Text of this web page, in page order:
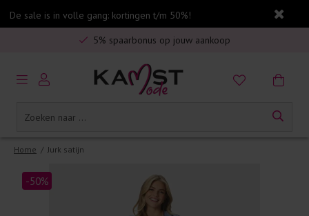
De sale is in volle gang: kortingen t/m 50%!
Veilig online betalen
5% spaarbonus op jouw aankoop
Gratis verzending in Nederland vanaf €75,-
Home / Jurk satijn
-50%